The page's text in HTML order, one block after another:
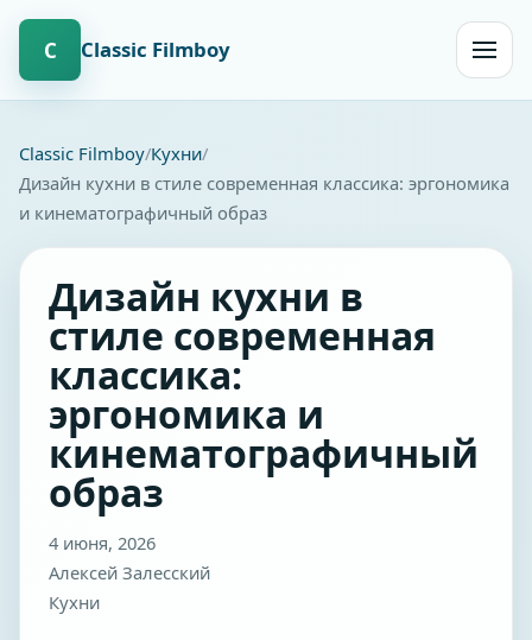
С
Сlassic Filmboy
Сlassic Filmboy Кухни
Дизайн кухни в стиле современная классика: эргономика
и кинематографичный образ
Дизайн кухни в
стиле современная
классика:
эргономика и
кинематографичный
образ
4 июня, 2026
Алексей Залесский
Кухни